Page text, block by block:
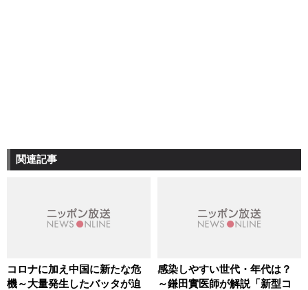
関連記事
コロナに加え中国に新たな危
機～大量発生したバッタが迫
感染しやすい世代・年代は？
～鎌田實医師が解説「新型コ